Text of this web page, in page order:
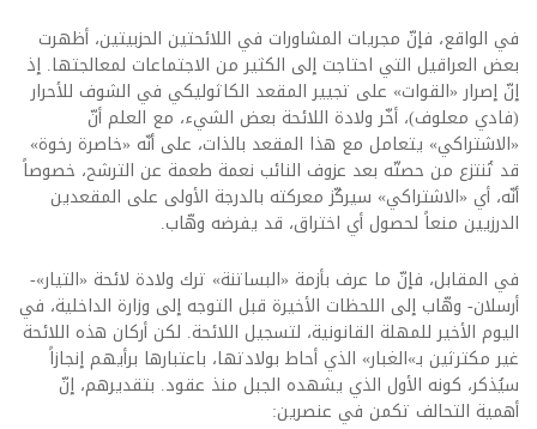
في الواقع، فإنّ مجريات المشاورات في اللائحتين الحزبيتين، أظهرت
بعض العراقيل التي احتاجت إلى الكثير من الاجتماعات لمعالجتها. إذ
إنّ إصرار «القوات» على تجيير المقعد الكاثوليكي في الشوف للأحرار
(فادي معلوف)، أخّر ولادة اللائحة بعض الشيء، مع العلم أنّ
«الاشتراكي» يتعامل مع هذا المقعد بالذات، على أنّه «خاصرة رخوة»
قد تُنتزع من حصتّه بعد عزوف النائب نعمة طعمة عن الترشح، خصوصاً
أنّه، أي «الاشتراكي» سيركّز معركته بالدرجة الأولى على المقعدين
الدرزيين منعاً لحصول أي اختراق، قد يفرضه وهّاب.
في المقابل، فإنّ ما عرف بأزمة «البساتنة» ترك ولادة لائحة «التيار»-
أرسلان- وهّاب إلى اللحظات الأخيرة قبل التوجه إلى وزارة الداخلية، في
اليوم الأخير للمهلة القانونية، لتسجيل اللائحة. لكن أركان هذه اللائحة
غير مكترثين بـ»الغبار» الذي أحاط بولادتها، باعتبارها برأيهم إنجازاً
سيُذكر، كونه الأول الذي يشهده الجبل منذ عقود. بتقديرهم، إنّ
أهمية التحالف تكمن في عنصرين: